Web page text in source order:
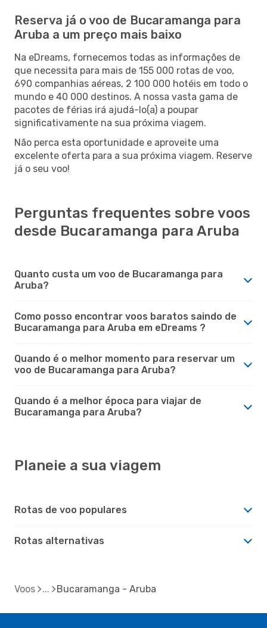
Reserva já o voo de Bucaramanga para
Aruba a um preço mais baixo
Na eDreams, fornecemos todas as informações de
que necessita para mais de 155 000 rotas de voo,
690 companhias aéreas, 2 100 000 hotéis em todo o
mundo e 40 000 destinos. A nossa vasta gama de
pacotes de férias irá ajudá-lo(a) a poupar
significativamente na sua próxima viagem.
Não perca esta oportunidade e aproveite uma
excelente oferta para a sua próxima viagem. Reserve
já o seu voo!
Perguntas frequentes sobre voos
desde Bucaramanga para Aruba
Quanto custa um voo de Bucaramanga para
Aruba?
Como posso encontrar voos baratos saindo de
Bucaramanga para Aruba em eDreams ?
Quando é o melhor momento para reservar um
voo de Bucaramanga para Aruba?
Quando é a melhor época para viajar de
Bucaramanga para Aruba?
Planeie a sua viagem
Rotas de voo populares
Rotas alternativas
Voos Bucaramanga - Aruba